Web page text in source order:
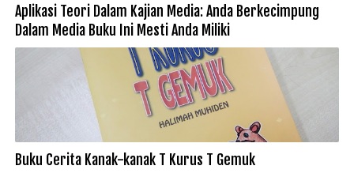
Aplikasi Teori Dalam Kajian Media: Anda Berkecimpung
Dalam Media Buku Ini Mesti Anda Miliki
Buku Cerita Kanak-kanak T Kurus T Gemuk